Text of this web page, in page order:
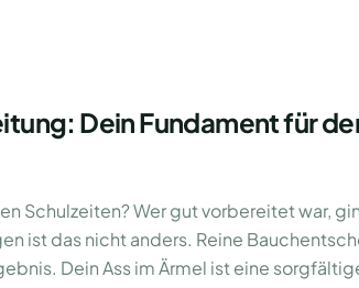
Dein Fundament für
Schulzeiten? Wer gut vorbereitet war,
ist das nicht anders. Reine
Dein Ass im Ärmel ist eine